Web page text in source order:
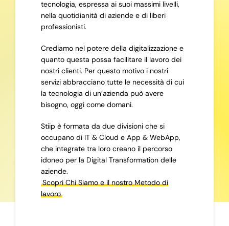
tecnologia, espressa ai suoi massimi livelli,
nella quotidianità di aziende e di liberi
professionisti.
Crediamo nel potere della digitalizzazione e
quanto questa possa facilitare il lavoro dei
nostri clienti. Per questo motivo i nostri
servizi abbracciano tutte le necessità di cui
la tecnologia di un’azienda può avere
bisogno, oggi come domani.
Stiip è formata da due divisioni che si
occupano di IT & Cloud e App & WebApp,
che integrate tra loro creano il percorso
idoneo per la Digital Transformation delle
aziende.
Scopri Chi Siamo e il nostro Metodo di
lavoro